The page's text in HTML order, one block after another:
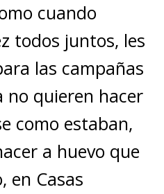
cuando
todos juntos, les
las campañas
no quieren hacer
como estaban,
a huevo que
en Casas